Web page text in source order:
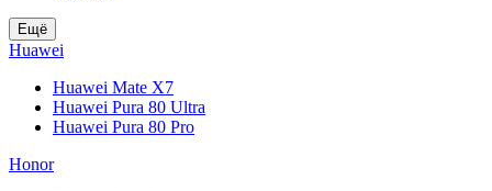
Ещё
Huawei
Huawei Mate X7
Huawei Pura 80 Ultra
Huawei Pura 80 Pro
Honor